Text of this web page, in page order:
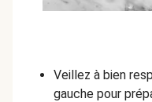
Veillez à bien
gauche pour